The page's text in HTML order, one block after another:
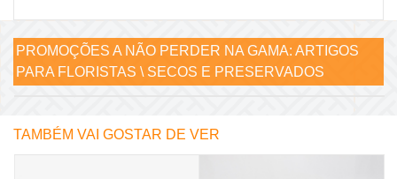
PROMOÇÕES A NÃO PERDER NA GAMA: ARTIGOS
PARA FLORISTAS \ SECOS E PRESERVADOS
TAMBÉM VAI GOSTAR DE VER